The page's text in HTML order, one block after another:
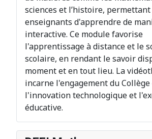
sciences et l’histoire,
enseignants d'apprendre de
interactive. Ce module favorise
l'apprentissage à distance et le
scolaire, en rendant le savoir
moment et en tout lieu. La
incarne l'engagement du Collège
l'innovation technologique et
éducative.